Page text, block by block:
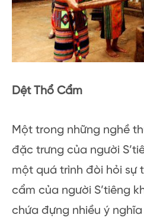
Dệt Thổ Cẩm
Một trong những nghề
đặc trưng của người
một quá trình đòi hỏi sự
cẩm của người S’tiêng
chứa đựng nhiều ý